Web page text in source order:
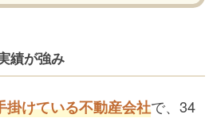
績が強み
掛けている不動産会社で、34